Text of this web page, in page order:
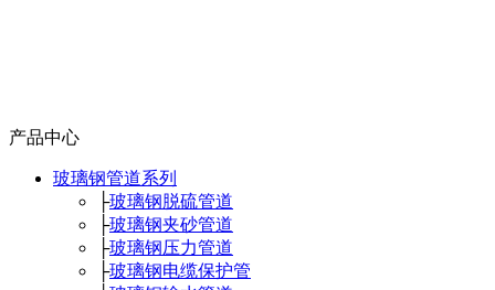
产品中心
玻璃钢管道系列
├玻璃钢脱硫管道
├玻璃钢夹砂管道
├玻璃钢压力管道
├玻璃钢电缆保护管